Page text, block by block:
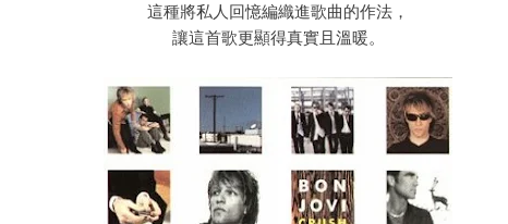
這種將私人回憶編織進歌曲的作法，
讓這首歌更顯得真實且溫暖。